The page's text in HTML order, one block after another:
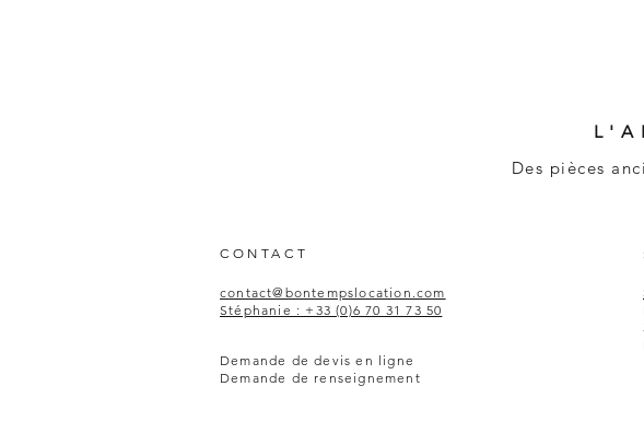
Des pièces
CONTACT
contact@bontempslocation.com
Stéphanie : +33 (0)6 70 31 73 50
Demande de devis en ligne
Demande de renseignement